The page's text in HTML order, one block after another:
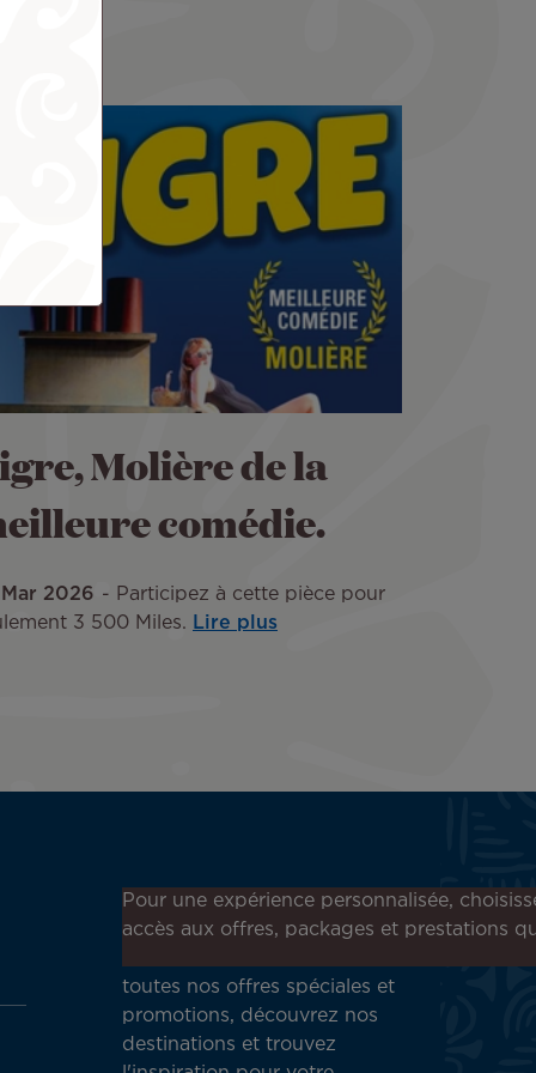
Molière de la
comédie.
2026
Participez à cette pièce pour
3 500 Miles. Lire plus
Inscrivez-vous à notre
newsletter !
toutes nos offres spéciales et
promotions, découvrez nos
destinations et trouvez
Pour une expérience personnalisée,
accès aux offres, packages et prestations